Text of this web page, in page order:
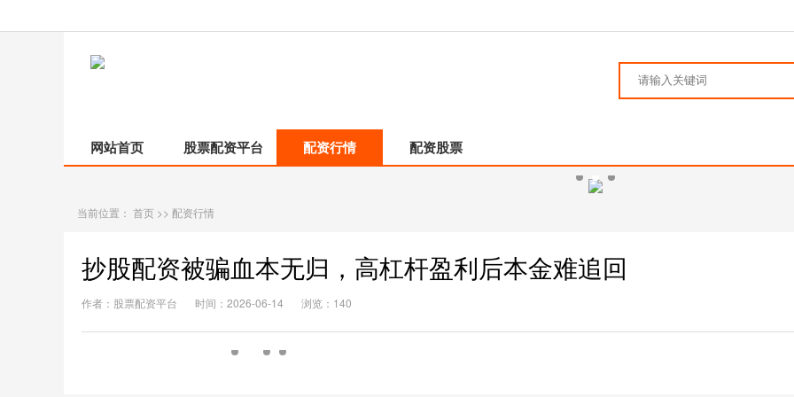
网站首页 股票配资平台 配资行情 配资股票
当前位置： 首页 >> 配资行情
抄股配资被骗血本无归，高杠杆盈利后本金难追回
作者：股票配资平台 时间：2026-06-14 浏览：140